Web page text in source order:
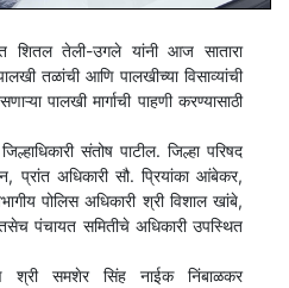
शितल तेली-उगले यांनी आज सातारा
तळांची आणि पालखीच्या विसाव्यांची
पालखी मार्गाची पाहणी करण्यासाठी
संतोष पाटील. जिल्हा परिषद
प्रांत अधिकारी सौ. प्रियांका आंबेकर,
पोलिस अधिकारी श्री विशाल खांबे,
तसेच पंचायत समितीचे अधिकारी उपस्थित
श्री समशेर सिंह नाईक निंबाळकर